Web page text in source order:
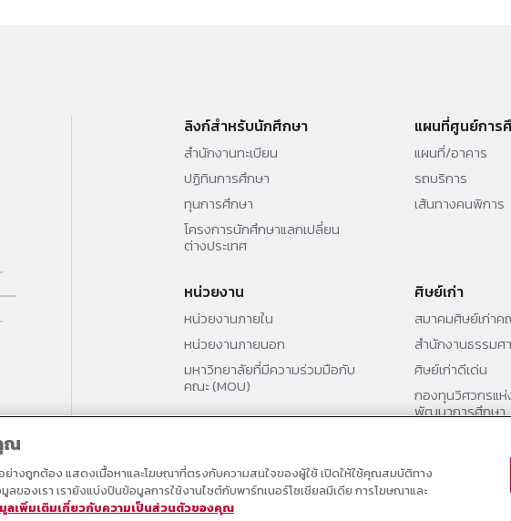
ลิงก์สำหรับนักศึกษา
สำนักงานทะเบียน
ปฏิทินการศึกษา
ทุนการศึกษา
โครงการนักศึกษาแลกเปลี่ยน
ต่างประเทศ
แผนที่ศูนย์การ
แผนที่/อาคาร
รถบริการ
เส้นทางคนพิการ
หน่วยงาน
หน่วยงานภายใน
หน่วยงานภายนอก
มหาวิทยาลัยที่มีความร่วมมือกับ
คณะ (MOU)
ศิษย์เก่า
สมาคมศิษย์เก่าค
สำนักงานธรรม
ศิษย์เก่าดีเด่น
กองทุนวิศวกรแห่
พัฒนาการศึกษา
ณ
อย่างถูกต้อง แสดงเนื้อหาและโฆษณาที่ตรงกับความสนใจของผู้ใช้ เปิดให้ใช้คุณสมบัติทาง
มูลของเรา เรายังแบ่งปันข้อมูลการใช้งานไซต์กับพาร์ทเนอร์โซเชียลมีเดีย การโฆษณาและ
ลเพิ่มเติมเกี่ยวกับความเป็นส่วนตัวของคุณ